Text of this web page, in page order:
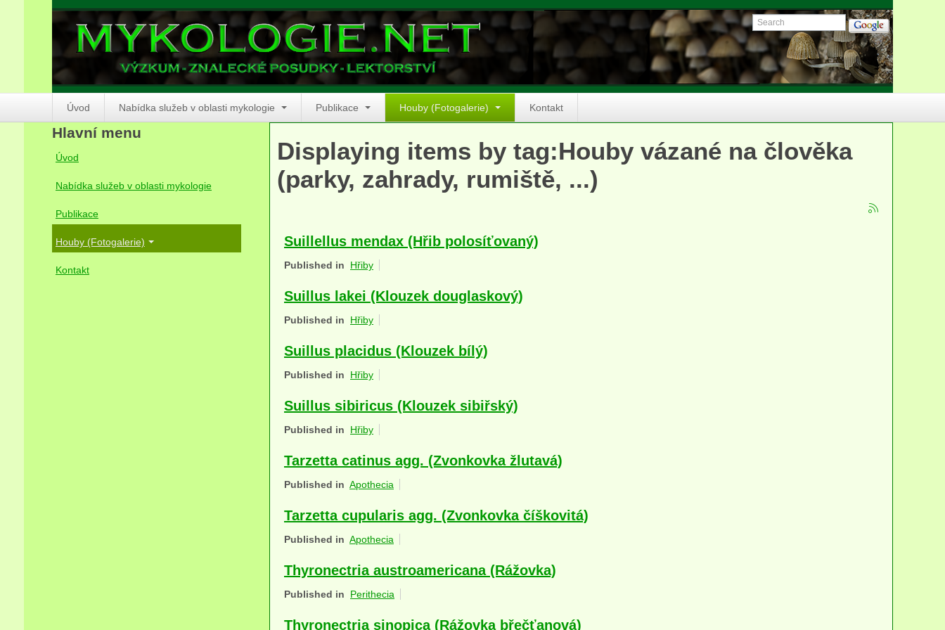
Úvod Nabídka služeb v oblasti mykologie Publikace Houby (Fotogalerie) Kontakt
Displaying items by tag:Houby vázané na člověka
(parky, zahrady, rumiště, ...)
Suillellus mendax (Hřib polosíťovaný)
Published in Hřiby
Suillus lakei (Klouzek douglaskový)
Published in Hřiby
Suillus placidus (Klouzek bílý)
Published in Hřiby
Suillus sibiricus (Klouzek sibiřský)
Published in Hřiby
Tarzetta catinus agg. (Zvonkovka žlutavá)
Published in Apothecia
Tarzetta cupularis agg. (Zvonkovka číškovitá)
Published in Apothecia
Thyronectria austroamericana (Rážovka)
Published in Perithecia
Thyronectria sinopica (Rážovka břečťanová)
Hlavní menu
Úvod
Nabídka služeb v oblasti mykologie
Publikace
Houby (Fotogalerie)
Kontakt